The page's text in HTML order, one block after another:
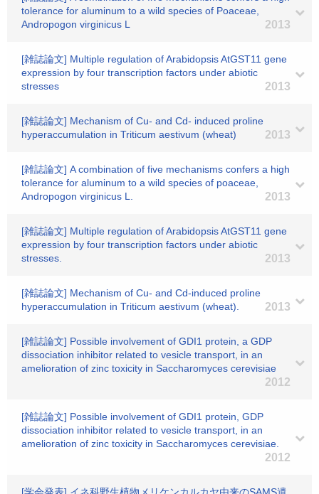
tolerance for aluminum to a wild species of Poaceae,
Andropogon virginicus L
2013
[雑誌論文] Multiple regulation of Arabidopsis AtGST11 gene
expression by four transcription factors under abiotic
stresses
2013
[雑誌論文] Mechanism of Cu- and Cd- induced proline
hyperaccumulation in Triticum aestivum (wheat)
2013
[雑誌論文] A combination of five mechanisms confers a high
tolerance for aluminum to a wild species of poaceae,
Andropogon virginicus L.
2013
[雑誌論文] Multiple regulation of Arabidopsis AtGST11 gene
expression by four transcription factors under abiotic
stresses.
2013
[雑誌論文] Mechanism of Cu- and Cd-induced proline
hyperaccumulation in Triticum aestivum (wheat).
2013
[雑誌論文] Possible involvement of GDI1 protein, a GDP
dissociation inhibitor related to vesicle transport, in an
amelioration of zinc toxicity in Saccharomyces cerevisiae
2012
[雑誌論文] Possible involvement of GDI1 protein, GDP
dissociation inhibitor related to vesicle transport, in an
amelioration of zinc toxicity in Saccharomyces cerevisiae.
2012